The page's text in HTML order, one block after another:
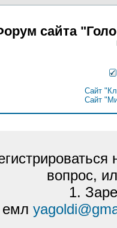
сайта
Сайт
Сайт
вопрос,
1.